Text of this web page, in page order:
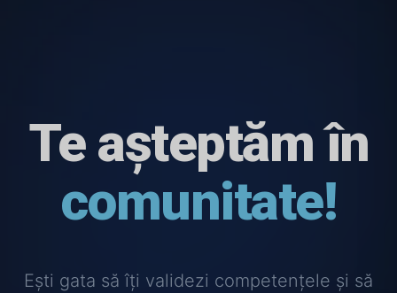
Te așteptăm în
comunitate!
Ești gata să îți validezi competențele și să